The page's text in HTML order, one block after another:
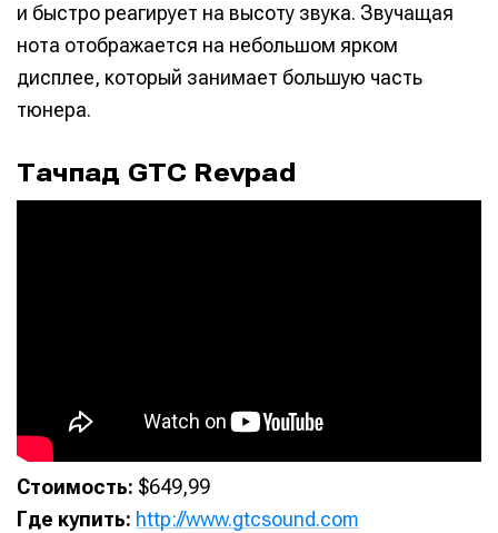
и быстро реагирует на высоту звука. Звучащая
нота отображается на небольшом ярком
дисплее, который занимает большую часть
тюнера.
Тачпад GTC Revpad
Стоимость: $649,99
Где купить: http://www.gtcsound.com